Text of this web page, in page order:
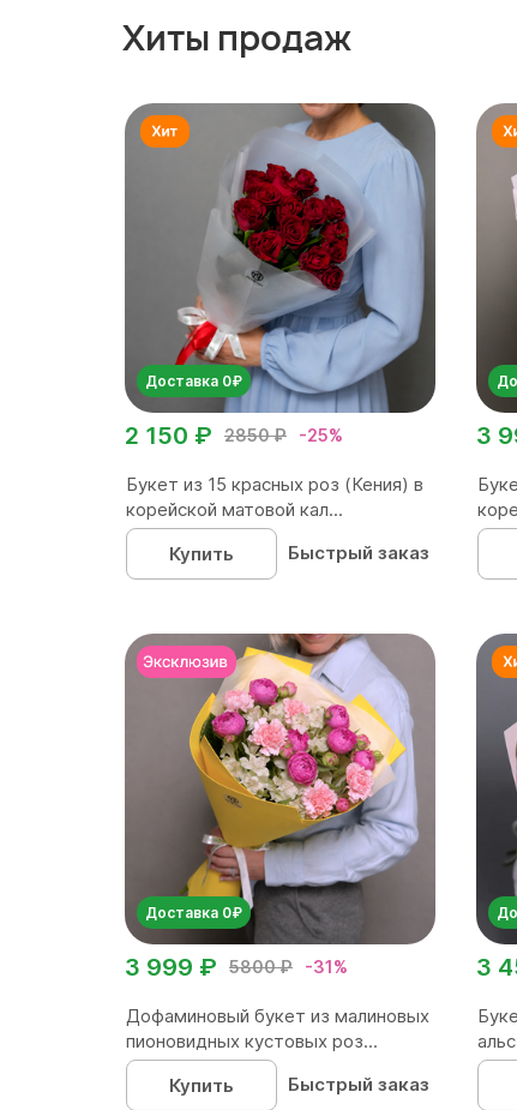
Хиты продаж
Доставка 0₽
2850 ₽ -25%
2 150 ₽
Букет из 15 красных роз (Кения) в
корейской матовой кал...
Купить
Быстрый заказ
3
Доставка 0₽
5800 ₽ -31%
3 999 ₽
Дофаминовый букет из малиновых
пионовидных кустовых роз...
Купить
Быстрый заказ
3